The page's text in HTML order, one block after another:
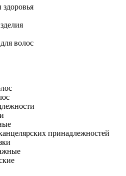
волос
принадлежностей